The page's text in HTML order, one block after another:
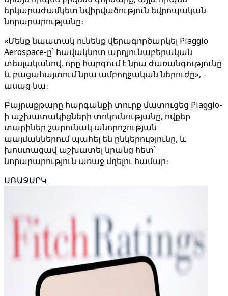
երկարաժամկետ նվիրվածություն եվրոպական
նորարարությանը։
«Մենք նպատակ ունենք վերագործարկել Piaggio
Aerospace-ը՝ հավակնոտ արդյունաբերական
տեսլականով, որը հարգում է նրա ժառանգությունը
և բացահայտում նրա ամբողջական ներուժը», -
ասաց նա։
Բայրաքթարը հարգանքի տուրք մատուցեց Piaggio-
ի աշխատակիցների տոկունությանը, ովքեր
տարիներ շարունակ անորոշության
պայմաններում պահել են ընկերությունը, և
խոստացավ աշխատել նրանց հետ՝
նորարարություն առաջ մղելու համար։
ԱՌԱՋԱՐԿ